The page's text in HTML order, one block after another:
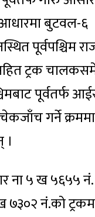
बुटवल-६
पूर्वपश्चिम
ट्रक
पूर्वतर्फ
गर्ने
ना ५ ख ५६५५
७३०२ नं.को